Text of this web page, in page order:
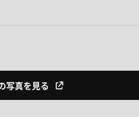
写真を見る